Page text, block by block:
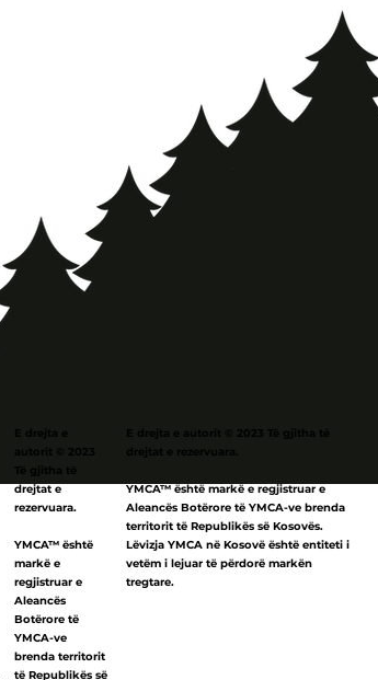
E drejta e autorit © 2023 Të gjitha të
drejtat e rezervuara.
YMCA™ është markë e regjistruar e
Aleancës Botërore të YMCA-ve brenda
territorit të Republikës së Kosovës.
Lëvizja YMCA në Kosovë është entiteti i
vetëm i lejuar të përdorë markën
tregtare.
E drejta e
autorit © 2023
Të gjitha të
drejtat e
rezervuara.
YMCA™ është
markë e
regjistruar e
Aleancës
Botërore të
YMCA-ve
brenda territorit
të Republikës së